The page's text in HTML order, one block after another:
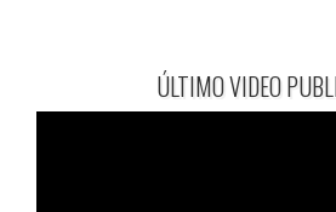
ÚLTIMO VIDEO